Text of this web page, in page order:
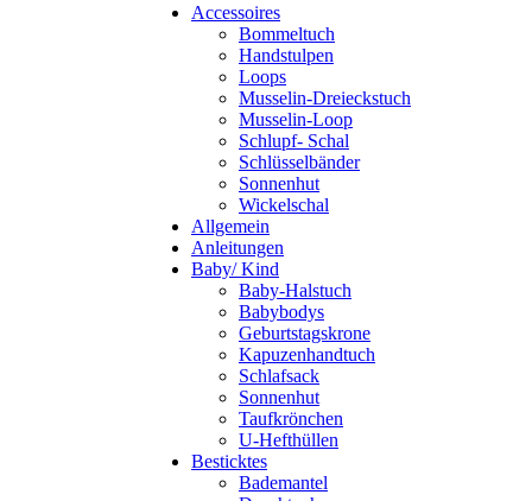
Accessoires
Bommeltuch
Handstulpen
Loops
Musselin-Dreieckstuch
Musselin-Loop
Schlupf- Schal
Schlüsselbänder
Sonnenhut
Wickelschal
Allgemein
Anleitungen
Baby/ Kind
Baby-Halstuch
Babybodys
Geburtstagskrone
Kapuzenhandtuch
Schlafsack
Sonnenhut
Taufkrönchen
U-Hefthüllen
Besticktes
Bademantel